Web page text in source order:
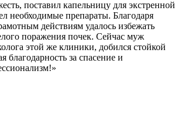
поставил капельницу для экстренной
необходимые препараты. Благодаря
действиям удалось избежать
поражения почек. Сейчас муж
этой же клиники, добился стойкой
благодарность за спасение и